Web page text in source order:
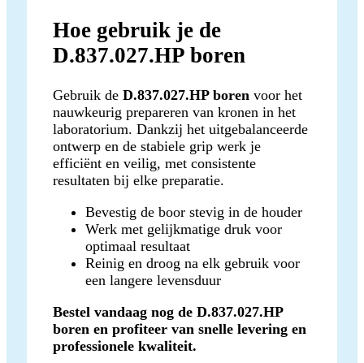
Hoe gebruik je de
D.837.027.HP boren
Gebruik de D.837.027.HP boren voor het
nauwkeurig prepareren van kronen in het
laboratorium. Dankzij het uitgebalanceerde
ontwerp en de stabiele grip werk je
efficiënt en veilig, met consistente
resultaten bij elke preparatie.
Bevestig de boor stevig in de houder
Werk met gelijkmatige druk voor
optimaal resultaat
Reinig en droog na elk gebruik voor
een langere levensduur
Bestel vandaag nog de D.837.027.HP
boren en profiteer van snelle levering en
professionele kwaliteit.